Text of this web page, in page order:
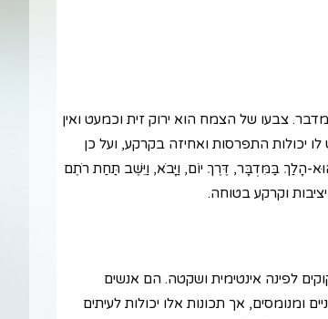
צבעו של הצמח הוא ירוק זית וכמעט ואין
יכולות התפרסות ואחיזה בקרקע, ועל כן
הָלַךְ בַּמִּדְבָּר, דֶּרֶךְ יוֹם, וַיָּבֹא, וַיֵּשֶׁב תַּחַת רֹתֶם
וקרקע בטוחה.
לפינה אינטימית ושקטה. הם אנשים
ומנומסים, אך תכונות אלו יכולות לעיתים